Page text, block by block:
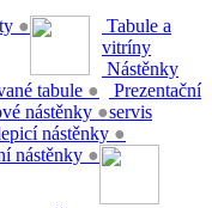
●
Tabule a
vitríny
tabule ●
Nástěnky
nástěnky ●
nástěnky ●
nástěnky ●
Prezentační
servis